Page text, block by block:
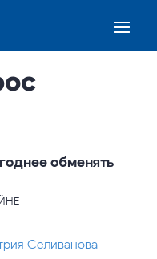
обменять
Селиванова